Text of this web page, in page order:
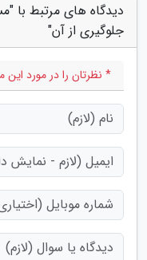
دیدگاه های مرتبط با
جلوگیری از آن"
* نظرتان را در مورد این